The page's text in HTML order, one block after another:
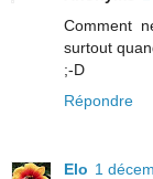
Comment
surtout
;-D
Répondre
Elo 1